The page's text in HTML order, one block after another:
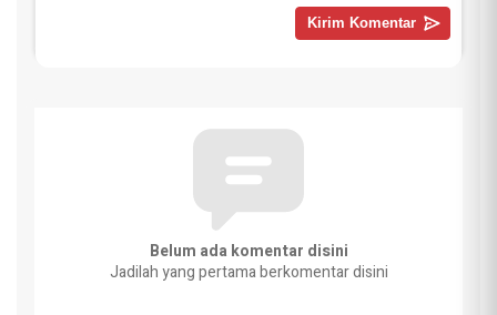
Belum ada komentar disini
Jadilah yang pertama berkomentar disini